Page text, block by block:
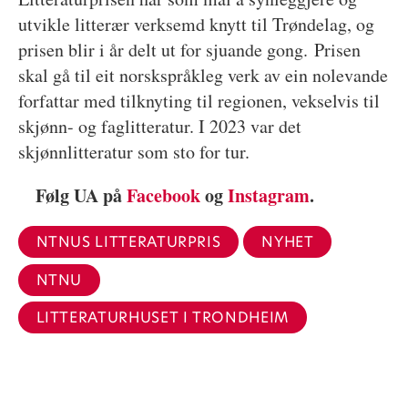
utvikle litterær verksemd knytt til Trøndelag, og
prisen blir i år delt ut for sjuande gong. Prisen
skal gå til eit norskspråkleg verk av ein nolevande
forfattar med tilknyting til regionen, vekselvis til
skjønn- og faglitteratur. I 2023 var det
skjønnlitteratur som sto for tur.
Følg UA påFacebookogInstagram.
NTNUS LITTERATURPRIS
NYHET
NTNU
LITTERATURHUSET I TRONDHEIM